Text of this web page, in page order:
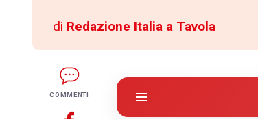
di Redazione Italia a Tavola
COMMENTI